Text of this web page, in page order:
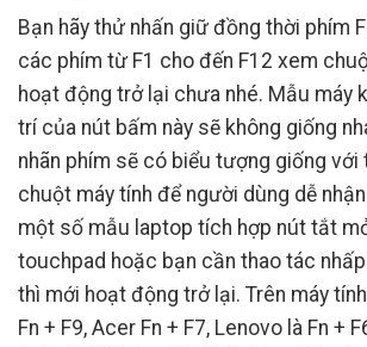
Bạn hãy thử nhấn giữ đồng thời phím
các phím từ F1 cho đến F12 xem
hoạt động trở lại chưa nhé. Mẫu máy
trí của nút bấm này sẽ không giống
nhãn phím sẽ có biểu tượng giống
chuột máy tính để người dùng dễ
một số mẫu laptop tích hợp nút tắt
touchpad hoặc bạn cần thao tác
thì mới hoạt động trở lại. Trên máy
Fn + F9, Acer Fn + F7, Lenovo là Fn +